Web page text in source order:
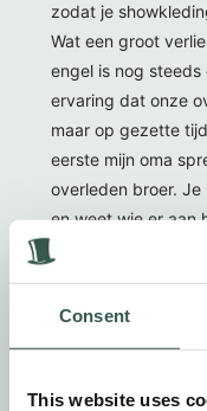
Consent
This website uses
zodat je
Wat een groot
engel is nog steeds
ervaring dat onze
maar op gezette
eerste mijn oma
overleden broer.
en weet wie er aan
Theo Moody- van
Marcia